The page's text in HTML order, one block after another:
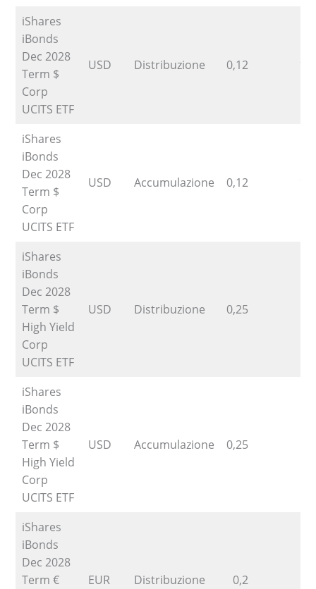
iShares
iBonds
Dec 2028
Term $
Corp
UCITS ETF
USD Distribuzione 0,12
iShares
iBonds
Dec 2028
Term $
Corp
UCITS ETF
USD Accumulazione 0,12
iShares
iBonds
Dec 2028
Term $
High Yield
Corp
UCITS ETF
USD Distribuzione 0,25
iShares
iBonds
Dec 2028
Term $
High Yield
Corp
UCITS ETF
USD Accumulazione 0,25
iShares
iBonds
Dec 2028
Term €
EUR Distribuzione 0,2